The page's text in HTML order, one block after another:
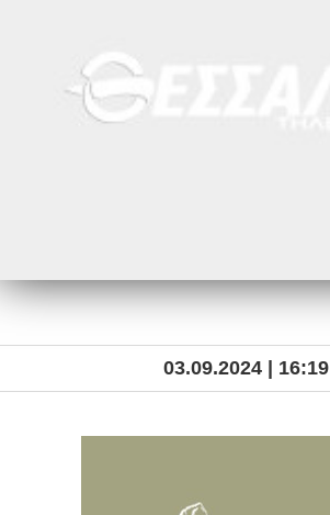
03.09.2024 | 16:19